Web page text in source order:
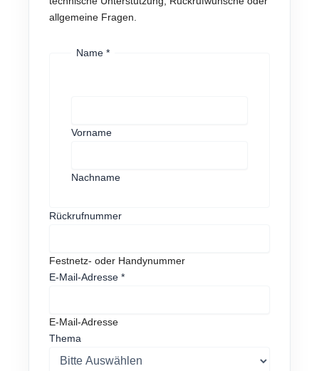
allgemeine Fragen.
Name *
Vorname
Nachname
E
a
i
Rückrufnummer
Festnetz- oder Handynummer
E-Mail-Adresse *
E-Mail-Adresse
Thema